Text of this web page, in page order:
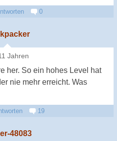
0
Jahren
her. So ein hohes Level hat
nie mehr erreicht. Was
19
48083